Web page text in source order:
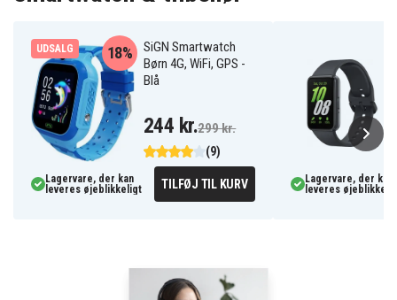
UDSALG
SiGN Smartwatch
Børn 4G, WiFi, GPS -
Blå
(9)
18%
244 kr.299 kr.
Lagervare, der kan
leveres øjeblikkeligt
TILFØJ TIL KURV
Lagervare, der kan
leveres